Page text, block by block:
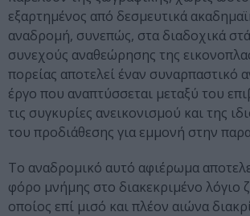
εξαρτημένος από δεσμευτικά
αναδρομή, συνεπώς, στα διαδοχικά
συνεχούς αναθεώρησης της
πορείας αποτελεί έναν συναρπαστικό
έργο που αναπτύσσεται μεταξύ του
τις συγκυρίες ανεικονισμού και της
του προδιάθεσης για εμμονή στην
Το αναδρομικό αυτό αφιέρωμα
φόρο μνήμης στο διακεκριμένο λόγιο
οποίος επί μισό και πλέον αιώνα